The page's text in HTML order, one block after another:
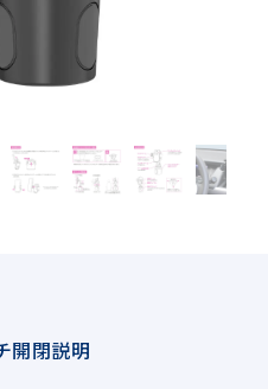
開閉説明